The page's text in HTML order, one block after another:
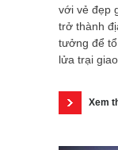
với vẻ đẹp
trở thành
tưởng để
lửa trại giao
Xem